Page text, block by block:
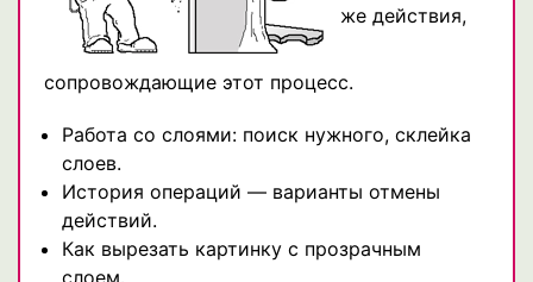
же действия,
сопровождающие этот процесс.
Работа со слоями: поиск нужного, склейка
слоев.
История операций — варианты отмены
действий.
Как вырезать картинку с прозрачным
слоем.